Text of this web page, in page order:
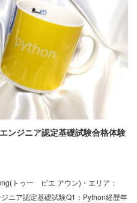
ジニア認定基礎試験合格体験
トゥー ピエ アウン)・エリア：
ニア認定基礎試験Q1：Python経歴年